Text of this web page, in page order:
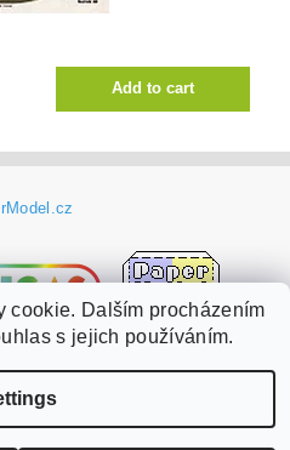
reserved.
cookie. Dalším procházením
s jejich používáním.